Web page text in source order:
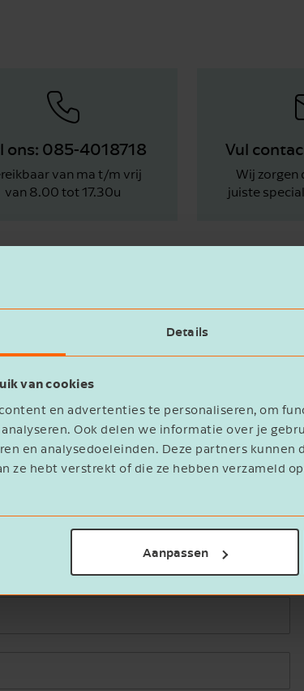
Details
van cookies
en advertenties te personaliseren, om
Ook delen we informatie over je
en analysedoeleinden. Deze partners kunnen
ze hebt verstrekt of die ze hebben verzameld
Aanpassen
ons: 085-4018718
van ma t/m vrij
van 8.00 tot 17.30u
Vul
Wij zorgen
juiste